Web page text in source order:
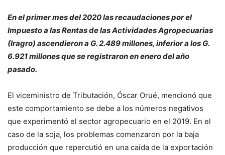
En el primer mes del 2020 las recaudaciones por el
Impuesto a las Rentas de las Actividades Agropecuarias
(Iragro) ascendieron a G. 2.489 millones, inferior a los G.
6.921 millones que se registraron en enero del año
pasado.
El viceministro de Tributación, Óscar Orué, mencionó que
este comportamiento se debe a los números negativos
que experimentó el sector agropecuario en el 2019. En el
caso de la soja, los problemas comenzaron por la baja
producción que repercutió en una caída de la exportación